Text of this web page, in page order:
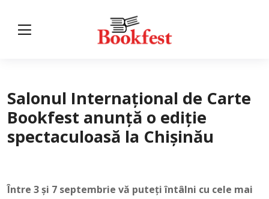
Salonul Internațional de Carte
Bookfest anunță o ediție
spectaculoasă la Chișinău
Între 3 și 7 septembrie vă puteți întâlni cu cele mai